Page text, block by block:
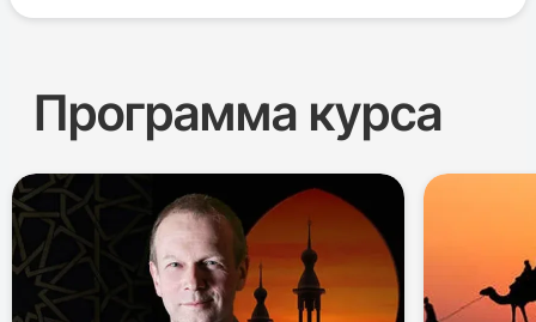
Программа курса